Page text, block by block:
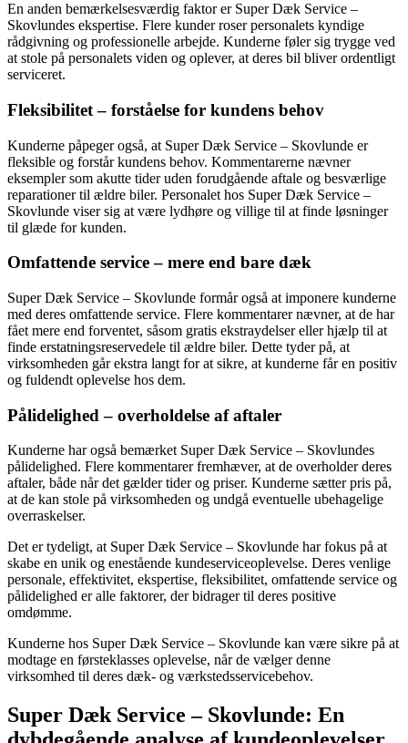
En anden bemærkelsesværdig faktor er Super Dæk Service –
Skovlundes ekspertise. Flere kunder roser personalets kyndige
rådgivning og professionelle arbejde. Kunderne føler sig trygge ved
at stole på personalets viden og oplever, at deres bil bliver ordentligt
serviceret.
Fleksibilitet – forståelse for kundens behov
Kunderne påpeger også, at Super Dæk Service – Skovlunde er
fleksible og forstår kundens behov. Kommentarerne nævner
eksempler som akutte tider uden forudgående aftale og besværlige
reparationer til ældre biler. Personalet hos Super Dæk Service –
Skovlunde viser sig at være lydhøre og villige til at finde løsninger
til glæde for kunden.
Omfattende service – mere end bare dæk
Super Dæk Service – Skovlunde formår også at imponere kunderne
med deres omfattende service. Flere kommentarer nævner, at de har
fået mere end forventet, såsom gratis ekstraydelser eller hjælp til at
finde erstatningsreservedele til ældre biler. Dette tyder på, at
virksomheden går ekstra langt for at sikre, at kunderne får en positiv
og fuldendt oplevelse hos dem.
Pålidelighed – overholdelse af aftaler
Kunderne har også bemærket Super Dæk Service – Skovlundes
pålidelighed. Flere kommentarer fremhæver, at de overholder deres
aftaler, både når det gælder tider og priser. Kunderne sætter pris på,
at de kan stole på virksomheden og undgå eventuelle ubehagelige
overraskelser.
Det er tydeligt, at Super Dæk Service – Skovlunde har fokus på at
skabe en unik og enestående kundeserviceoplevelse. Deres venlige
personale, effektivitet, ekspertise, fleksibilitet, omfattende service og
pålidelighed er alle faktorer, der bidrager til deres positive
omdømme.
Kunderne hos Super Dæk Service – Skovlunde kan være sikre på at
modtage en førsteklasses oplevelse, når de vælger denne
virksomhed til deres dæk- og værkstedsservicebehov.
Super Dæk Service – Skovlunde: En